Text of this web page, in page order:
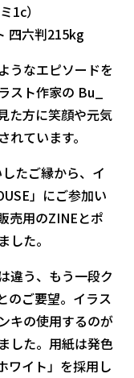
）
四六判215kg
うなエピソードを
スト作家の Bu_
た方に笑顔や元気
ています。
たご縁から、イ
」にご参加い
売用のZINEとポ
た。
違う、もう一段ク
のご要望。イラス
キの使用するのが
した。用紙は発色
ワイト」を採用し